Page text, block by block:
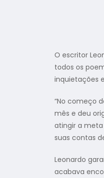
O escritor
todos os
inquietações
“No começo
mês e deu
atingir a
suas contas
Leonardo
acabava